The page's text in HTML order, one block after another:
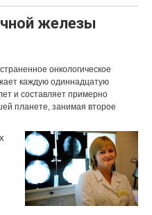
железы
онкологическое
каждую одиннадцатую
и составляет примерно
планете, занимая второе